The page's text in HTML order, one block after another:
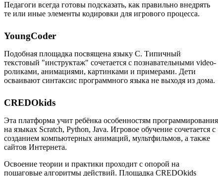
Педагоги всегда готовы подсказать, как правильно внедрять
те или иные элементы кодировки для игрового процесса.
YoungCoder
Подобная площадка посвящена языку C. Типичный
текстовый "инструктаж" сочетается с познавательными video-
роликами, анимациями, картинками и примерами. Дети
осваивают синтаксис программного языка не выходя из дома.
CREDOkids
Эта платформа учит ребёнка особенностям программирования
на языках Scratch, Python, Java. Игровое обучение сочетается с
созданием компьютерных анимаций, мультфильмов, а также
сайтов Интернета.
Освоение теории и практики проходит с опорой на
пошаговые алгоритмы действий. Площадка CREDOkids